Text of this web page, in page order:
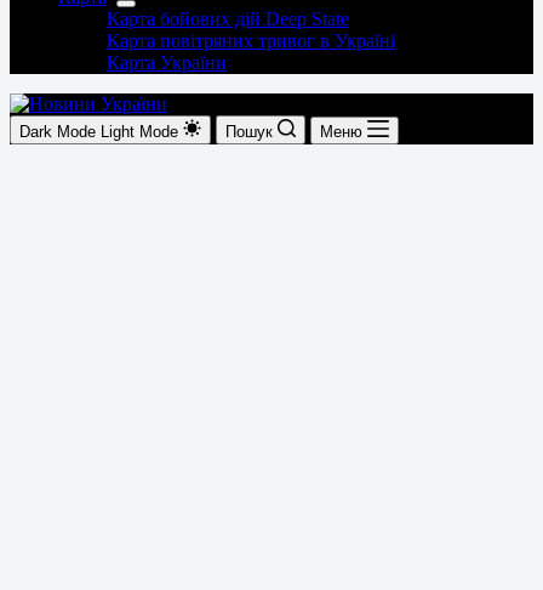
Карта бойових дій Deep State
Карта повітряних тривог в Україні
Карта України
Dark Mode Light Mode Пошук Меню